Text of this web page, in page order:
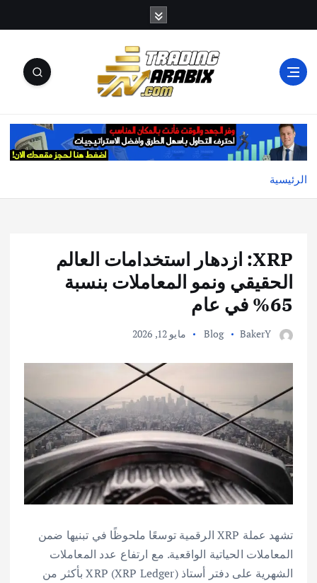
م
والكريبتو
الرئيسية
XRP: ازدهار استخدامات العالم
الحقيقي ونمو المعاملات بنسبة
65% في عام
BakerY
Blog مايو 12, 2026
تشهد عملة XRP الرقمية توسعًا ملحوظًا في تبنيها ضمن
المعاملات الحياتية الواقعية. مع ارتفاع عدد المعاملات
الشهرية على دفتر أستاذ XRP (XRP Ledger) بأكثر من